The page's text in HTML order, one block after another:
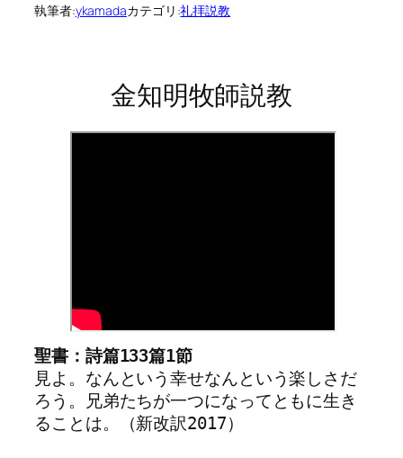
執筆者:ykamadaカテゴリ:礼拝説教
金知明牧師説教
聖書：詩篇133篇1節
見よ。なんという幸せなんという楽しさだ
ろう。兄弟たちが一つになってともに生き
ることは。（新改訳2017）